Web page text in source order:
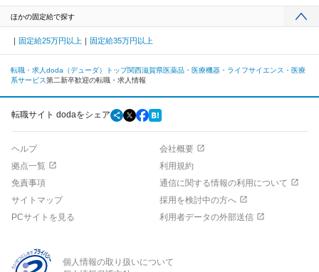
ほかの固定給で探す
固定給25万円以上 固定給35万円以上
転職・求人doda（デューダ）トップ関西滋賀県医薬品・医療機器・ライフサイエンス・医療
系サービス第二新卒歓迎の転職・求人情報
転職サイト dodaをシェア
ヘルプ
会社概要
拠点一覧
利用規約
免責事項
通信に関する情報の利用について
サイトマップ
採用を検討中の方へ
PCサイトを見る
利用者データの外部送信
個人情報の取り扱いについて